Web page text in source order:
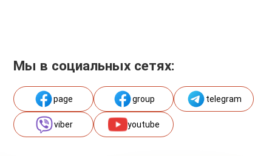
Мы в социальных сетях:
page group telegram
viber youtube